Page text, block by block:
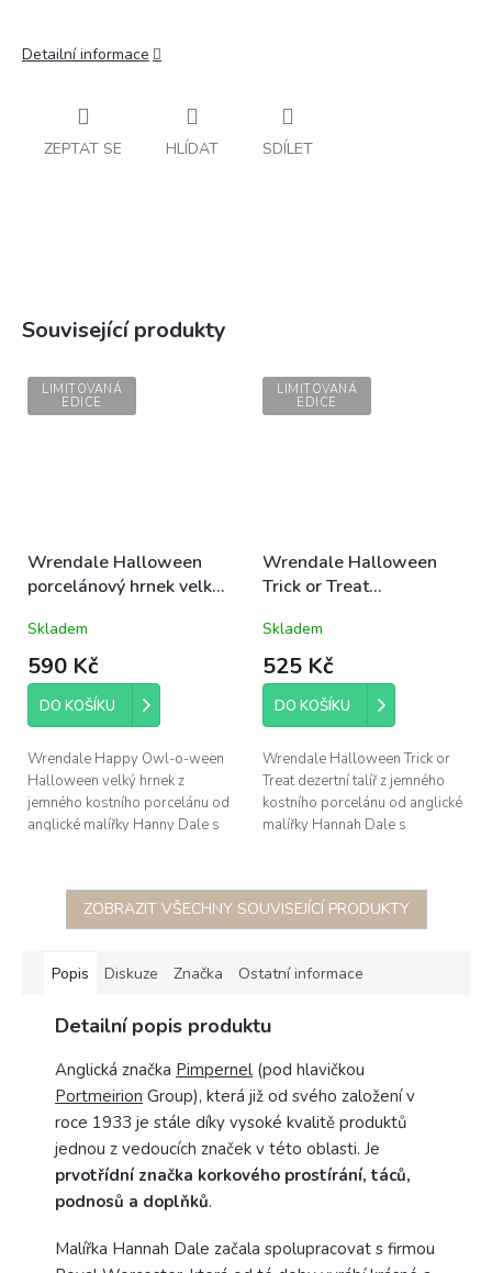
Detailní informace
ZEPTAT SE HLÍDAT SDÍLET
Související produkty
LIMITOVANÁ
EDICE
Wrendale Halloween
porcelánový hrnek velký
sovičkami 0,4l
Skladem
590 Kč
DO KOŠÍKU
Wrendale Happy Owl-o-ween
Halloween velký hrnek z
jemného kostního porcelánu od
anglické malířky Hanny Dale s
LIMITOVANÁ
EDICE
Wrendale Halloween
Trick or Treat
dezertní s pejsky 21cm
Skladem
525 Kč
DO KOŠÍKU
Wrendale Halloween Trick or
Treat dezertní talíř z jemného
kostního porcelánu od anglické
malířky Hannah Dale s
ZOBRAZIT VŠECHNY SOUVISEJÍCÍ PRODUKTY
Popis Diskuze Značka Ostatní informace
Detailní popis produktu
Anglická značka Pimpernel (pod hlavičkou
Portmeirion Group), která již od svého založení v
roce 1933 je stále díky vysoké kvalitě produktů
jednou z vedoucích značek v této oblasti. Je
prvotřídní značka korkového prostírání, táců,
podnosů a doplňků.
Malířka Hannah Dale začala spolupracovat s firmou